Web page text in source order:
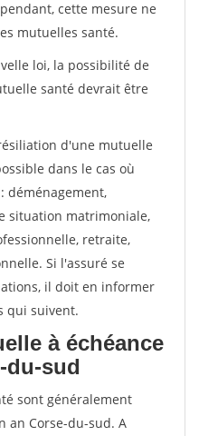
cette mesure ne
mutuelles santé.
loi, la possibilité de
santé devrait être
d'une mutuelle
dans le cas où
déménagement,
situation matrimoniale,
retraite,
Si l'assuré se
il doit en informer
qui suivent.
à échéance
du-sud
sont généralement
an Corse-du-sud. A